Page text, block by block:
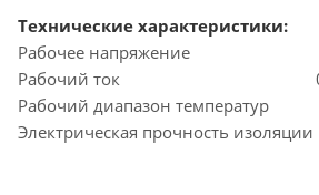
Технические характеристики:
Рабочее напряжение
Рабочий ток
Рабочий диапазон температур -
Электрическая прочность